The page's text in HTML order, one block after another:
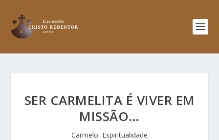
SER CARMELITA É VIVER EM
MISSÃO…
Carmelo, Espiritualidade